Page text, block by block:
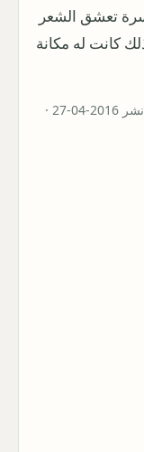
تعشق الشعر
كانت له مكانة
· 5 دقائق قراءة · نشر 2016-04-27 ·